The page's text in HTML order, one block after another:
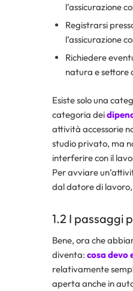
l’assicurazione
Registrarsi
l’assicurazione
Richiedere
natura e settore
Esiste solo una
categoria dei
attività accessorie
studio privato, ma
interferire con il
Per avviare
dal datore di
1.2 I passaggi
Bene, ora che
diventa: cosa
relativamente
aperta anche in